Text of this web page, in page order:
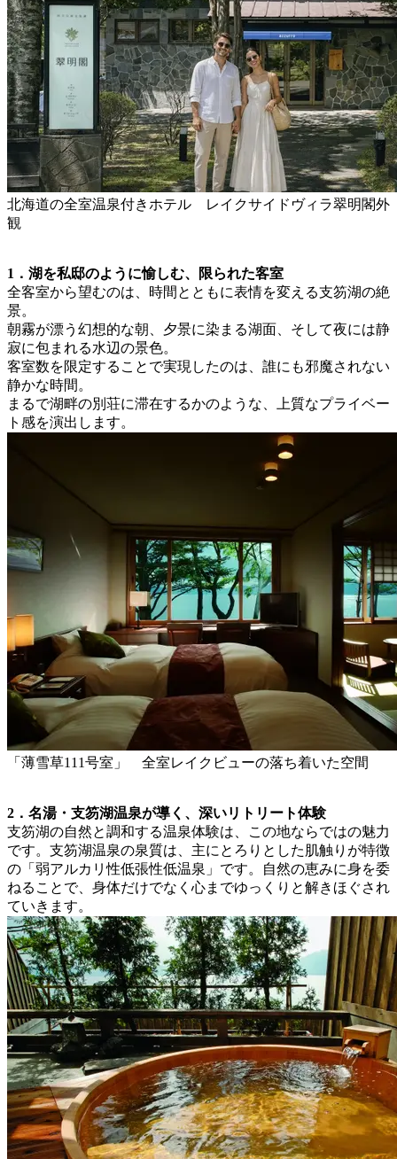
北海道の全室温泉付きホテル レイクサイドヴィラ翠明閣外
観
1．湖を私邸のように愉しむ、限られた客室
全客室から望むのは、時間とともに表情を変える支笏湖の絶
景。
朝霧が漂う幻想的な朝、夕景に染まる湖面、そして夜には静
寂に包まれる水辺の景色。
客室数を限定することで実現したのは、誰にも邪魔されない
静かな時間。
まるで湖畔の別荘に滞在するかのような、上質なプライベー
ト感を演出します。
「薄雪草111号室」 全室レイクビューの落ち着いた空間
2．名湯・支笏湖温泉が導く、深いリトリート体験
支笏湖の自然と調和する温泉体験は、この地ならではの魅力
です。支笏湖温泉の泉質は、主にとろりとした肌触りが特徴
の「弱アルカリ性低張性低温泉」です。自然の恵みに身を委
ねることで、身体だけでなく心までゆっくりと解きほぐされ
ていきます。